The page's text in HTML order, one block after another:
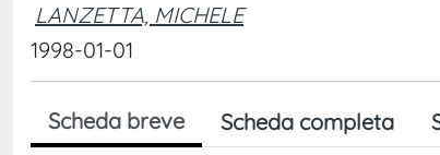
LANZETTA, MICHELE
1998-01-01
Scheda breve Scheda completa